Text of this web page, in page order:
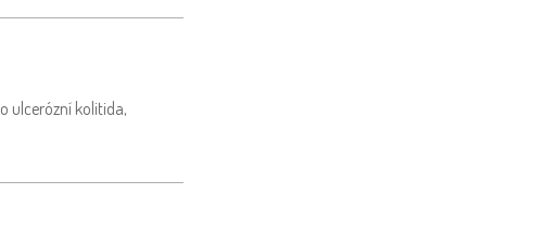
ulcerózní kolitida,